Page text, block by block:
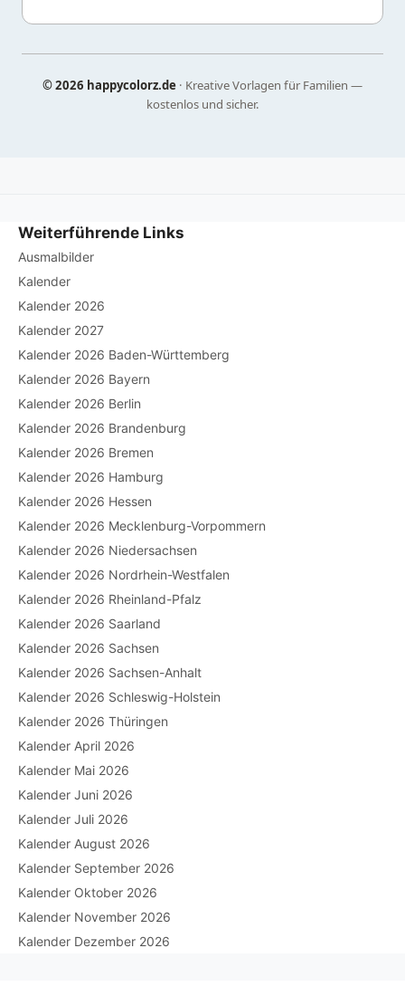
©2026 happycolorz.de · Kreative Vorlagen für Familien —
kostenlos und sicher.
Weiterführende Links
Ausmalbilder
Kalender
Kalender 2026
Kalender 2027
Kalender 2026 Baden-Württemberg
Kalender 2026 Bayern
Kalender 2026 Berlin
Kalender 2026 Brandenburg
Kalender 2026 Bremen
Kalender 2026 Hamburg
Kalender 2026 Hessen
Kalender 2026 Mecklenburg-Vorpommern
Kalender 2026 Niedersachsen
Kalender 2026 Nordrhein-Westfalen
Kalender 2026 Rheinland-Pfalz
Kalender 2026 Saarland
Kalender 2026 Sachsen
Kalender 2026 Sachsen-Anhalt
Kalender 2026 Schleswig-Holstein
Kalender 2026 Thüringen
Kalender April 2026
Kalender Mai 2026
Kalender Juni 2026
Kalender Juli 2026
Kalender August 2026
Kalender September 2026
Kalender Oktober 2026
Kalender November 2026
Kalender Dezember 2026